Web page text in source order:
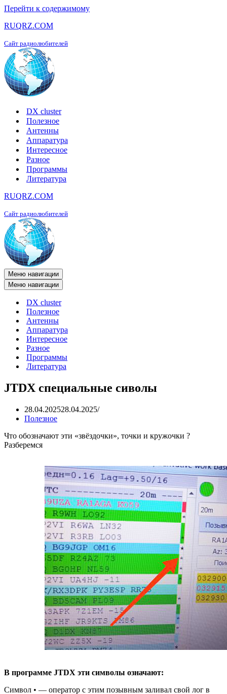
Перейти к содержимому
RUQRZ.COM
Сайт радиолюбителей
DX cluster
Полезное
Антенны
Аппаратура
Интересное
Разное
Программы
Литература
RUQRZ.COM
Сайт радиолюбителей
Меню навигации
Меню навигации
DX cluster
Полезное
Антенны
Аппаратура
Интересное
Разное
Программы
Литература
JTDX специальные сиволы
28.04.202528.04.2025
Полезное
Что обозначают эти «звёздочки», точки и кружочки ?
Разберемся
В программе JTDX эти символы означают:
Символ • — оператор с этим позывным заливал свой лог в